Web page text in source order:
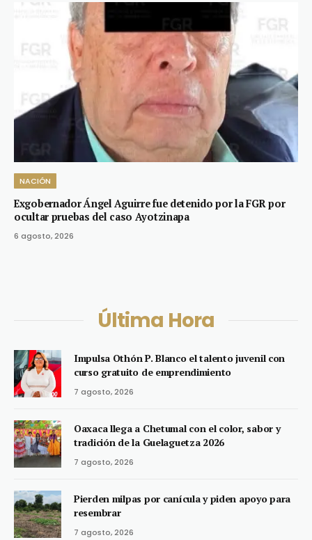
NACIÓN
Exgobernador Ángel Aguirre fue detenido por la FGR por
ocultar pruebas del caso Ayotzinapa
6 agosto, 2026
Última Hora
Impulsa Othón P. Blanco el talento juvenil con
curso gratuito de emprendimiento
7 agosto, 2026
Oaxaca llega a Chetumal con el color, sabor y
tradición de la Guelaguetza 2026
7 agosto, 2026
Pierden milpas por canícula y piden apoyo para
resembrar
7 agosto, 2026